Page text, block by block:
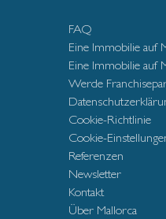
FAQ
Eine Immobilie auf
Eine Immobilie auf
Werde
Cookie-Richtlinie
Cookie-
Referenzen
Newsletter
Kontakt
Über Mallorca